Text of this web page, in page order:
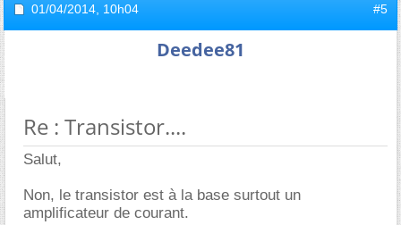
01/04/2014, 10h04 #5
Deedee81
Re : Transistor....
Salut,
Non, le transistor est à la base surtout un
amplificateur de courant.